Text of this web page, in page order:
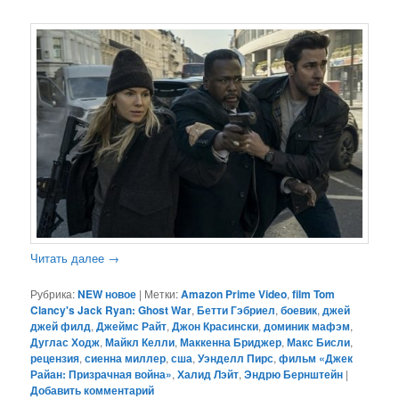
Читать далее →
Рубрика:NEW новое | Метки:Amazon Prime Video,film Tom
Clancy's Jack Ryan: Ghost War,Бетти Гэбриел,боевик,джей
джей филд,Джеймс Райт,Джон Красински,доминик мафэм,
Дуглас Ходж,Майкл Келли,Маккенна Бриджер,Макс Бисли,
рецензия,сиенна миллер,сша,Уэнделл Пирс,фильм «Джек
Райан: Призрачная война»,Халид Лэйт,Эндрю Бернштейн |
Добавить комментарий